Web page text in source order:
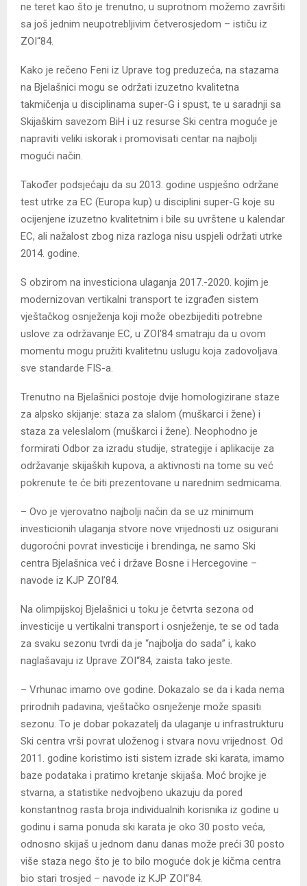
ne teret kao što je trenutno, u suprotnom možemo završiti
sa još jednim neupotrebljivim četverosjedom – ističu iz
ZOI“84.
Kako je rečeno Feni iz Uprave tog preduzeća, na stazama
na Bjelašnici mogu se održati izuzetno kvalitetna
takmičenja u disciplinama super-G i spust, te u saradnji sa
Skijaškim savezom BiH i uz resurse Ski centra moguće je
napraviti veliki iskorak i promovisati centar na najbolji
mogući način.
Također podsjećaju da su 2013. godine uspješno održane
test utrke za EC (Europa kup) u disciplini super-G koje su
ocijenjene izuzetno kvalitetnim i bile su uvrštene u kalendar
EC, ali nažalost zbog niza razloga nisu uspjeli održati utrke
2014. godine.
S obzirom na investiciona ulaganja 2017.-2020. kojim je
modernizovan vertikalni transport te izgrađen sistem
vještačkog osnježenja koji može obezbijediti potrebne
uslove za održavanje EC, u ZOI'84 smatraju da u ovom
momentu mogu pružiti kvalitetnu uslugu koja zadovoljava
sve standarde FIS-a.
Trenutno na Bjelašnici postoje dvije homologizirane staze
za alpsko skijanje: staza za slalom (muškarci i žene) i
staza za veleslalom (muškarci i žene). Neophodno je
formirati Odbor za izradu studije, strategije i aplikacije za
održavanje skijaških kupova, a aktivnosti na tome su već
pokrenute te će biti prezentovane u narednim sedmicama.
– Ovo je vjerovatno najbolji način da se uz minimum
investicionih ulaganja stvore nove vrijednosti uz osigurani
dugoroćni povrat investicije i brendinga, ne samo Ski
centra Bjelašnica već i države Bosne i Hercegovine –
navode iz KJP ZOI’84.
Na olimpijskoj Bjelašnici u toku je četvrta sezona od
investicije u vertikalni transport i osnježenje, te se od tada
za svaku sezonu tvrdi da je “najbolja do sada” i, kako
naglašavaju iz Uprave ZOI“84, zaista tako jeste.
– Vrhunac imamo ove godine. Dokazalo se da i kada nema
prirodnih padavina, vještačko osnježenje može spasiti
sezonu. To je dobar pokazatelj da ulaganje u infrastrukturu
Ski centra vrši povrat uloženog i stvara novu vrijednost. Od
2011. godine koristimo isti sistem izrade ski karata, imamo
baze podataka i pratimo kretanje skijaša. Moć brojke je
stvarna, a statistike nedvojbeno ukazuju da pored
konstantnog rasta broja individualnih korisnika iz godine u
godinu i sama ponuda ski karata je oko 30 posto veća,
odnosno skijaš u jednom danu danas može preći 30 posto
više staza nego što je to bilo moguće dok je kičma centra
bio stari trosjed – navode iz KJP ZOI”84.